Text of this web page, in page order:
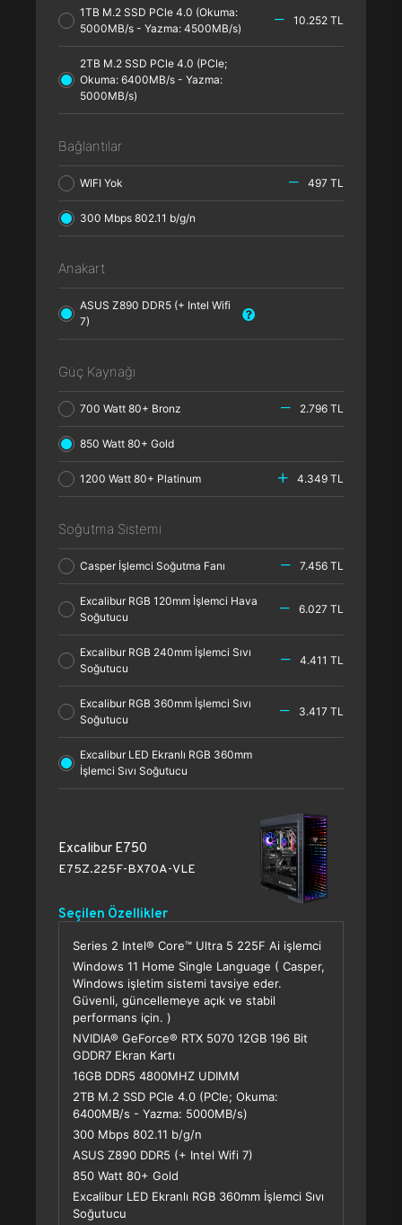
1TB M.2 SSD PCle 4.0 (Okuma:
5000MB/s - Yazma: 4500MB/s)
10.252 TL
2TB M.2 SSD PCle 4.0 (PCle;
Okuma: 6400MB/s - Yazma:
5000MB/s)
Bağlantılar
WIFI Yok 497 TL
300 Mbps 802.11 b/g/n
Anakart
ASUS Z890 DDR5 (+ Intel Wifi
7)
Güç Kaynağı
700 Watt 80+ Bronz 2.796 TL
850 Watt 80+ Gold
1200 Watt 80+ Platinum 4.349 TL
Soğutma Sistemi
Casper İşlemci Soğutma Fanı 7.456 TL
Excalibur RGB 120mm İşlemci Hava
Soğutucu
6.027 TL
Excalibur RGB 240mm İşlemci Sıvı
Soğutucu
4.411 TL
Excalibur RGB 360mm İşlemci Sıvı
Soğutucu
3.417 TL
Excalibur LED Ekranlı RGB 360mm
İşlemci Sıvı Soğutucu
Excalibur E750
E75Z.225F-BX70A-VLE
Seçilen Özellikler
Series 2 Intel® Core™ Ultra 5 225F Ai işlemci
Windows 11 Home Single Language ( Casper,
Windows işletim sistemi tavsiye eder.
Güvenli, güncellemeye açık ve stabil
performans için. )
NVIDIA® GeForce® RTX 5070 12GB 196 Bit
GDDR7 Ekran Kartı
16GB DDR5 4800MHZ UDIMM
2TB M.2 SSD PCle 4.0 (PCle; Okuma:
6400MB/s - Yazma: 5000MB/s)
300 Mbps 802.11 b/g/n
ASUS Z890 DDR5 (+ Intel Wifi 7)
850 Watt 80+ Gold
Excalibur LED Ekranlı RGB 360mm İşlemci Sıvı
Soğutucu